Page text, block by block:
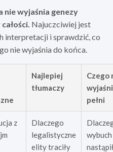
nie wyjaśnia genezy
Najuczciwiej jest
interpretacji i sprawdzić, co
nie wyjaśnia do końca.
Najlepiej
tłumaczy
Czego
pełni
z
Dlaczego
legalistyczne
elity traciły
wybuch